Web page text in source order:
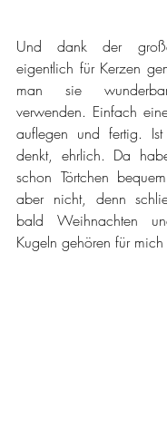
Und dank der
eigentlich für Kerzen
man sie
verwenden. Einfach
auflegen und fertig.
denkt, ehrlich. Da
schon Törtchen
aber nicht, denn
bald Weihnachten
Kugeln gehören für